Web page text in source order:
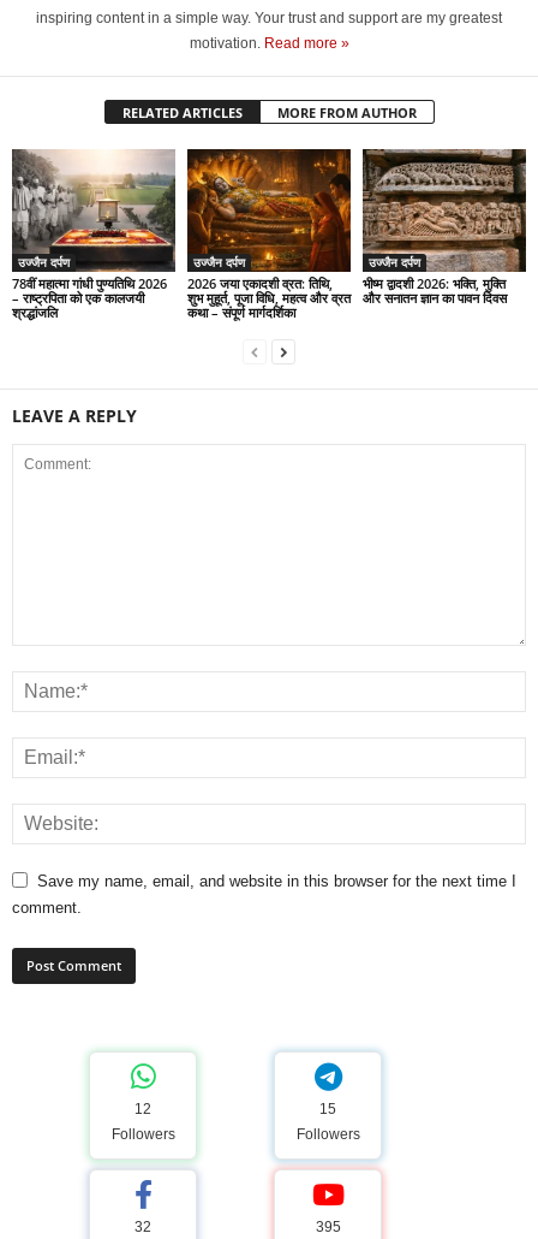
inspiring content in a simple way. Your trust and support are my greatest
motivation. Read more »
RELATED ARTICLES MORE FROM AUTHOR
उज्जैन दर्पण
78वीं महात्मा गांधी पुण्यतिथि 2026
– राष्ट्रपिता को एक कालजयी
श्रद्धांजलि
उज्जैन दर्पण
2026 जया एकादशी व्रत: तिथि,
शुभ मुहूर्त, पूजा विधि, महत्व और व्रत
कथा – संपूर्ण मार्गदर्शिका
उज्जैन दर्पण
भीष्म द्वादशी 2026: भक्ति, मुक्ति
और सनातन ज्ञान का पावन दिवस
LEAVE A REPLY
Save my name, email, and website in this browser for the next time I
comment.
12
Followers
15
Followers
32
395